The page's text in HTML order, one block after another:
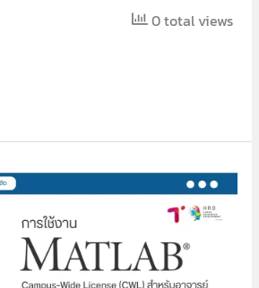
0 total views